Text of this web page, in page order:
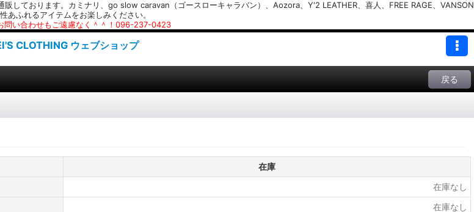
しております。カミナリ、go slow caravan（ゴースローキャラバン）、Aozora、Y'2 LEATHER、喜人、FREE RAGE、VANSON
あふれるアイテムをお楽しみください。
問い合わせもご遠慮なく＾＾！096-237-0423
CLOTHING ウェブショップ
戻る
在庫
在庫なし
在庫なし